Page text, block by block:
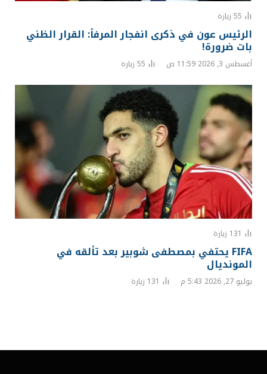
55 زيارة
الرئيس عون في ذكرى انفجار المرفأ: القرار الظني
بات ضرورة!
أغسطس 3, 2026 11:59 ص 55 زيارة
131 زيارة
FIFA يحتفي بمصطفى شوبير بعد تألقه في
المونديال
يوليو 27, 2026 5:43 م 131 زيارة